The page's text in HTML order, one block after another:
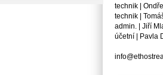
technik |
technik |
admin. | Jiří
účetní | Pavla